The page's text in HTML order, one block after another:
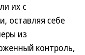
их с
себе
из
контроль,